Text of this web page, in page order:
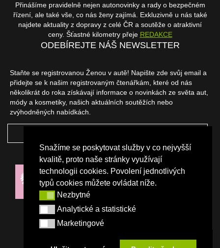
Snažíme se poskytovat služby v co nejvyšší
kvalitě, proto naše stránky využívají
technologii cookies. Povolení jednotlivých
typů cookies můžete ovládat níže.
NezbytnéNezbytné
Analytické a statistické
Analytické a statistické
Marketingové
Marketingové
Přinášíme pravidelně nejen autonovinky a rady o bezpečném
řízení, ale také vše, co nás ženy zajímá. Exkluzivně u nás také
najdete aktuality z dopravy z celé ČR a soutěže o atraktivní
ceny. Šťastné kilometry přeje REDAKCE
ODEBÍREJTE NÁŠ NEWSLETTER
Staňte se registrovanou Ženou v autě! Napište zde svůj email a
přidejte se k našim registrovaným čtenářkám, které od nás
několikrát do roka získávají informace o novinkách ze světa aut,
módy a kosmetiky, našich aktuálních soutěžích nebo
zvýhodněných nabídkách.
NAŠI PARTNEŘI